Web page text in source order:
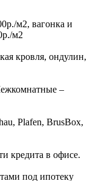
м2, вагонка и
м2
кровля, ондулин,
–
Plafen, BrusBox,
кредита в офисе.
под ипотеку